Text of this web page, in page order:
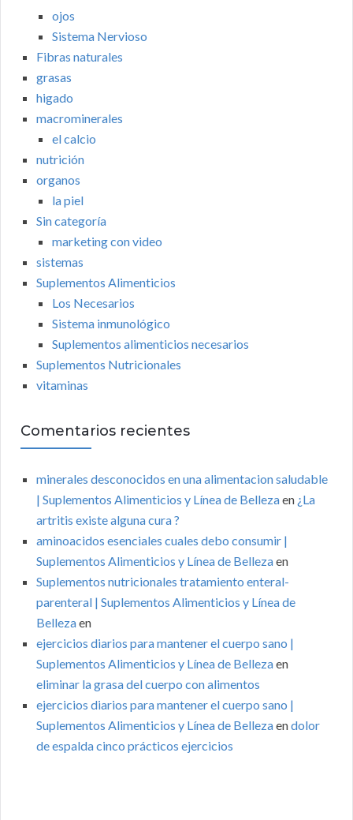
ojos
Sistema Nervioso
Fibras naturales
grasas
higado
macrominerales
el calcio
nutrición
organos
la piel
Sin categoría
marketing con video
sistemas
Suplementos Alimenticios
Los Necesarios
Sistema inmunológico
Suplementos alimenticios necesarios
Suplementos Nutricionales
vitaminas
Comentarios recientes
minerales desconocidos en una alimentacion saludable
| Suplementos Alimenticios y Línea de Bellezaen ¿La
artritis existe alguna cura ?
aminoacidos esenciales cuales debo consumir |
Suplementos Alimenticios y Línea de Bellezaen
Suplementos nutricionales tratamiento enteral-
parenteral | Suplementos Alimenticios y Línea de
Bellezaen
ejercicios diarios para mantener el cuerpo sano |
Suplementos Alimenticios y Línea de Bellezaen
eliminar la grasa del cuerpo con alimentos
ejercicios diarios para mantener el cuerpo sano |
Suplementos Alimenticios y Línea de Bellezaendolor
de espalda cinco prácticos ejercicios